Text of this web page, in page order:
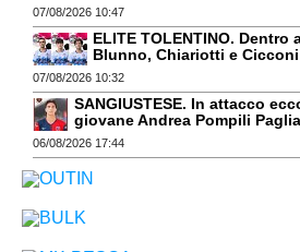
07/08/2026 10:47
ELITE TOLENTINO. Dentro
Blunno, Chiariotti e Cicconi
07/08/2026 10:32
SANGIUSTESE. In attacco
giovane Andrea Pompili
06/08/2026 17:44